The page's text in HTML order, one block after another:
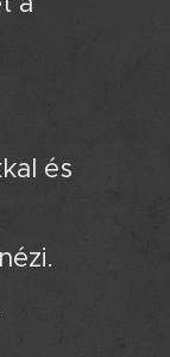
és